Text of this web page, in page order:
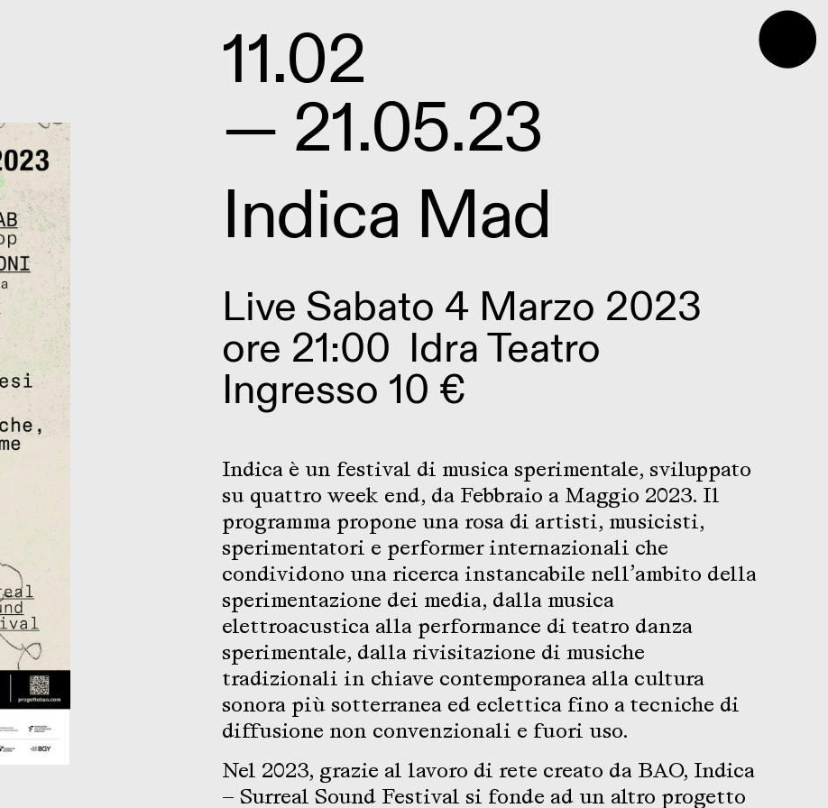
⬤
11.02
— 21.05.23
Indica Mad
Live Sabato 4 Marzo 2023
ore 21:00 Idra Teatro
Ingresso 10 €
Indica è un festival di musica sperimentale, sviluppato
su quattro week end, da Febbraio a Maggio 2023. Il
programma propone una rosa di artisti, musicisti,
sperimentatori e performer internazionali che
condividono una ricerca instancabile nell’ambito della
sperimentazione dei media, dalla musica
elettroacustica alla performance di teatro danza
sperimentale, dalla rivisitazione di musiche
tradizionali in chiave contemporanea alla cultura
sonora più sotterranea ed eclettica fino a tecniche di
diffusione non convenzionali e fuori uso.
Nel 2023, grazie al lavoro di rete creato da BAO, Indica
— Surreal Sound Festival si fonde ad un altro progetto